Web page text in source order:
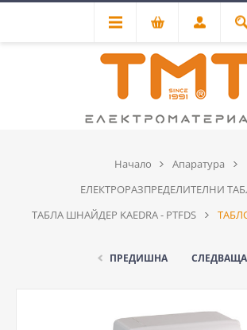
Начало
Апаратура
ЕЛЕКТРОРАЗПРЕДЕЛИТЕЛНИ
ТАБЛА ШНАЙДЕР KAEDRA - PTFDS
ПРЕДИШНА СЛЕДВАЩА